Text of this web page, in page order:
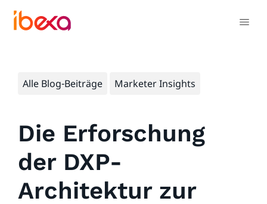
Alle Blog-Beiträge Marketer Insights
Die Erforschung
der DXP-
Architektur zur